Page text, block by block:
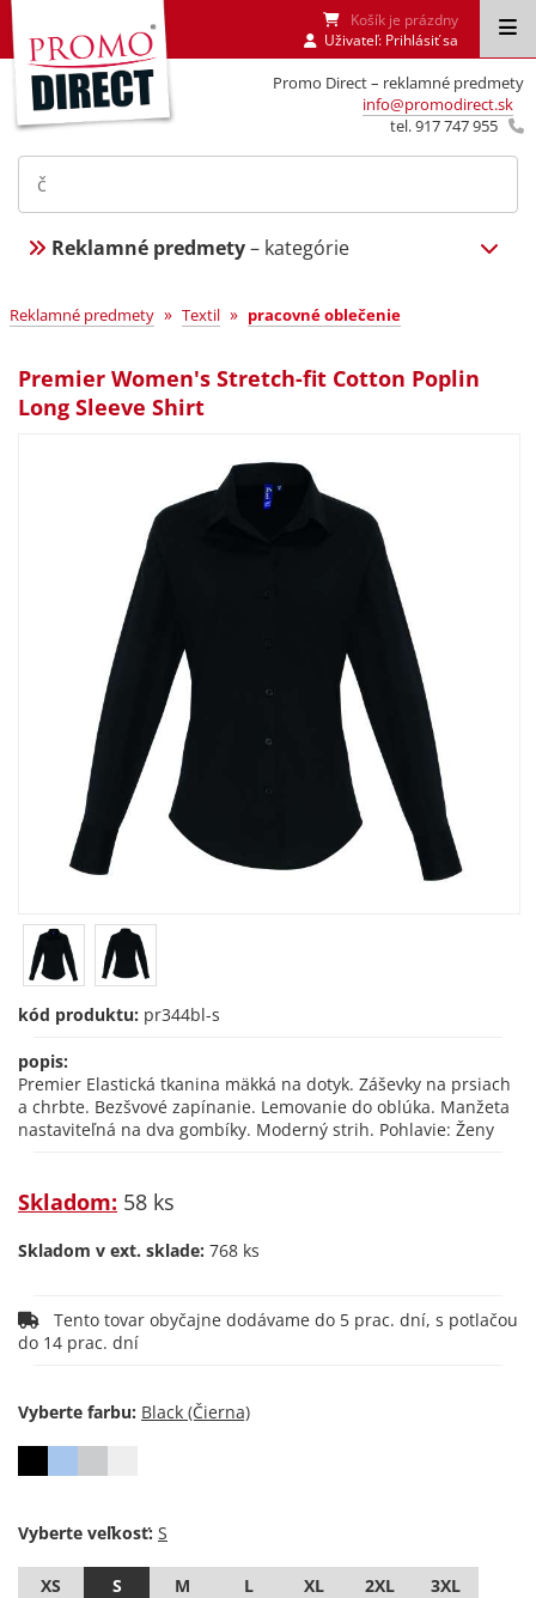
Promo Direct – reklamné predmety
info@promodirect.sk
tel. 917 747 955
Košík je prázdny
Uživateľ: Prihlásiť sa
Reklamné predmety– kategórie
Reklamné predmety » Textil » pracovné oblečenie
Premier Women's Stretch-fit Cotton Poplin
Long Sleeve Shirt
kód produktu: pr344bl-s
popis:
Premier Elastická tkanina mäkká na dotyk. Záševky na prsiach
a chrbte. Bezšvové zapínanie. Lemovanie do oblúka. Manžeta
nastaviteľná na dva gombíky. Moderný strih. Pohlavie: Ženy
Skladom: 58 ks
Skladom v ext. sklade: 768 ks
do 14 prac. dní
Vyberte farbu:
Vyberte veľkosť:
XS S M L XL 2XL 3XL